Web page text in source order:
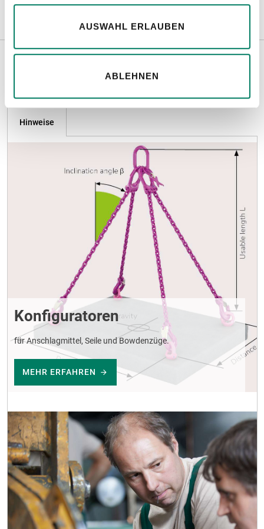
AUSWAHL ERLAUBEN
ABLEHNEN
Weitere Informationen
Hinweise
Konfiguratoren
für Anschlagmittel, Seile und Bowdenzüge.
MEHR ERFAHREN